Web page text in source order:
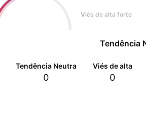
Viés de alta forte
Tendência
Tendência Neutra
0
Viés de alta
0